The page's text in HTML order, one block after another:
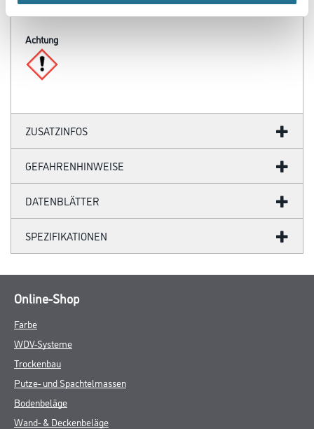
am Objekt zu ermitteln.
Achtung
ZUSATZINFOS
GEFAHRENHINWEISE
DATENBLÄTTER
SPEZIFIKATIONEN
Online-Shop
Farbe
WDV-Systeme
Trockenbau
Putze- und Spachtelmassen
Bodenbeläge
Wand- & Deckenbeläge